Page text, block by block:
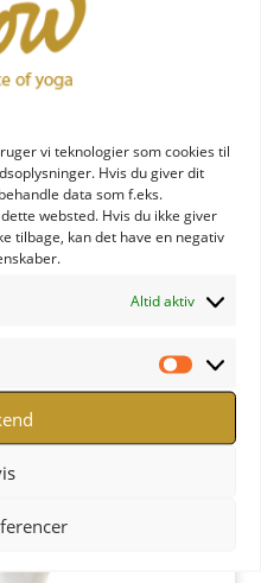
vi teknologier som cookies til
Hvis du giver dit
data som f.eks.
websted. Hvis du ikke giver
tilbage, kan det have en negativ
Altid aktiv